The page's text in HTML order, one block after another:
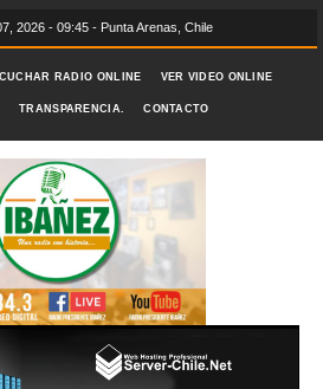
2026 - 09:45 - Punta Arenas, Chile
RADIO ONLINE VER VIDEO ONLINE
TRANSPARENCIA. CONTACTO